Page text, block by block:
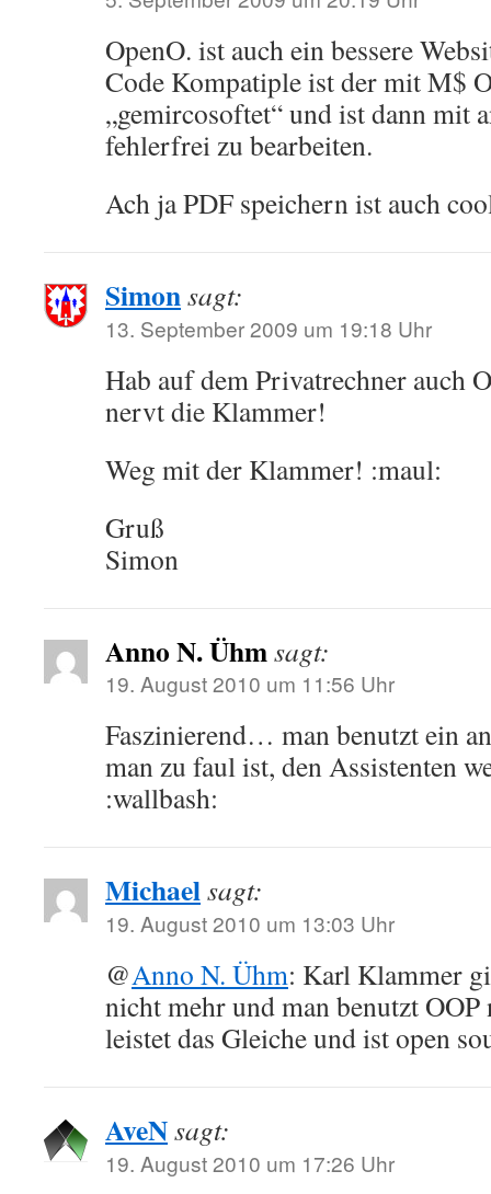
OpenO. ist auch ein bessere
Code Kompatiple ist der mit M$
„gemircosoftet“ und ist dann mit
fehlerfrei zu bearbeiten.
Ach ja PDF speichern ist auch
Simonsagt:
13. September 2009 um 19:18 Uhr
Hab auf dem Privatrechner auch
nervt die Klammer!
Weg mit der Klammer! :maul:
Gruß
Simon
Anno N. Ühmsagt:
19. August 2010 um 11:56 Uhr
Faszinierend… man benutzt ein
man zu faul ist, den Assistenten
:wallbash:
Michaelsagt:
19. August 2010 um 13:03 Uhr
@Anno N. Ühm: Karl Klammer
nicht mehr und man benutzt OOP
leistet das Gleiche und ist open
AveNsagt:
19. August 2010 um 17:26 Uhr